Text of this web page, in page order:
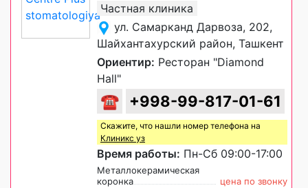
Частная клиника
ул. Самарканд Дарвоза, 202,
Шайхантахурский район, Ташкент
Ориентир: Ресторан "Diamond
Hall"
☎ +998-99-817-01-61
Скажите, что нашли номер телефона на
Клиникс уз
Время работы: Пн-Сб 09:00-17:00
Металлокерамическая
коронка
цена по звонку